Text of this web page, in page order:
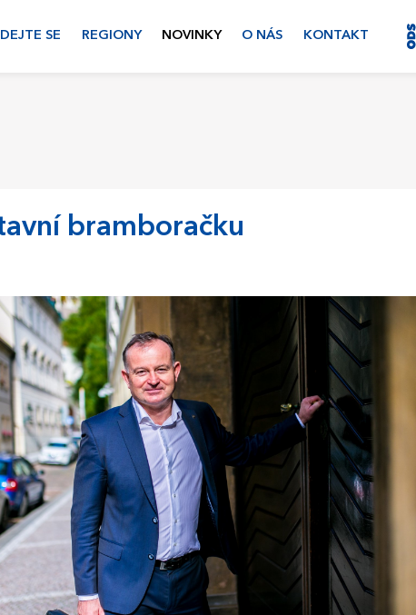
SE REGIONY NOVINKY O NÁS KONTAKT
bramboračku